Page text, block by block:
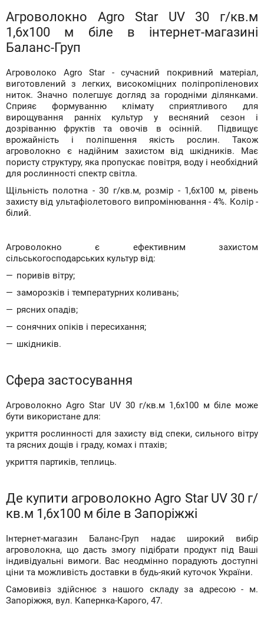
Агроволокно Agro Star UV 30 г/кв.м
1,6х100 м біле в інтернет-магазині
Баланс-Груп
Агроволоко Agro Star - сучасний покривний матеріал,
виготовлений з легких, високоміцних поліпропіленових
ниток. Значно полегшує догляд за городніми ділянками.
Сприяє формуванню клімату сприятливого для
вирощування ранніх культур у весняний сезон і
дозріванню фруктів та овочів в осінній. Підвищує
врожайність і поліпшення якість рослин. Також
агроволокно є надійним захистом від шкідників. Має
пористу структуру, яка пропускає повітря, воду і необхідний
для рослинності спектр світла.
Щільність полотна - 30 г/кв.м, розмір - 1,6х100 м, рівень
захисту від ультафіолетового випромінювання - 4%. Колір -
білий.
Агроволокно є ефективним захистом
сільськогосподарських культур від:
поривів вітру;
заморозків і температурних коливань;
рясних опадів;
сонячних опіків і пересихання;
шкідників.
Сфера застосування
Агроволокно Agro Star UV 30 г/кв.м 1,6х100 м біле може
бути використане для:
укриття рослинності для захисту від спеки, сильного вітру
та рясних дощів і граду, комах і птахів;
укриття партиків, теплиць.
Де купити агроволокно Agro Star UV 30 г/
кв.м 1,6х100 м біле в Запоріжжі
Інтернет-магазин Баланс-Груп надає широкий вибір
агроволокна, що дасть змогу підібрати продукт під Ваші
індивідуальні вимоги. Вас неодмінно порадують доступні
ціни та можливість доставки в будь-який куточок України.
Самовивіз здійснює з нашого складу за адресою - м.
Запоріжжя, вул. Капернка-Карого, 47.